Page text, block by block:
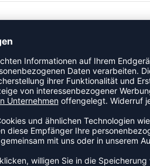
besteht aus warmem Rippstoff und